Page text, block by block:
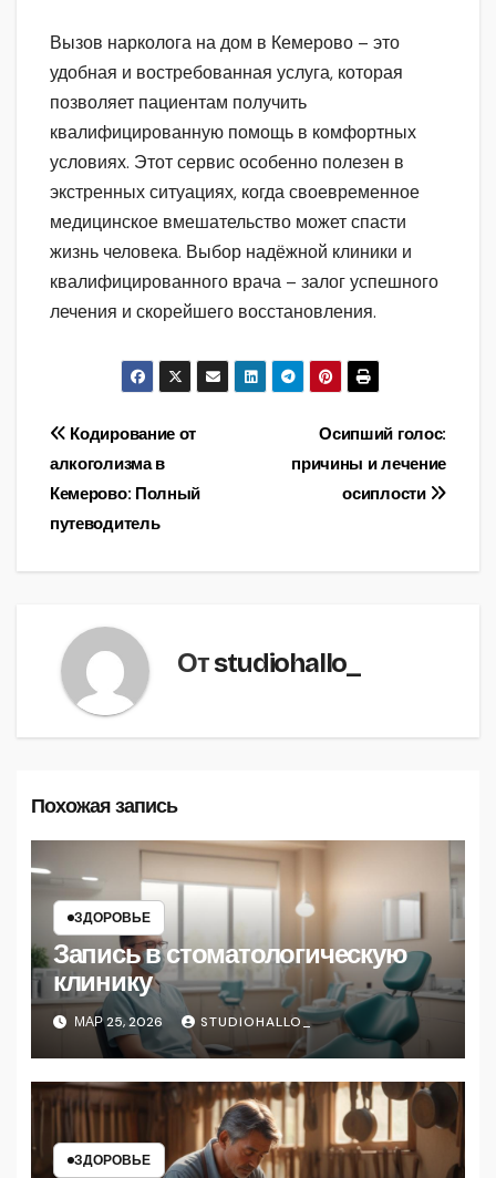
Вызов нарколога на дом в Кемерово – это
удобная и востребованная услуга, которая
позволяет пациентам получить
квалифицированную помощь в комфортных
условиях. Этот сервис особенно полезен в
экстренных ситуациях, когда своевременное
медицинское вмешательство может спасти
жизнь человека. Выбор надёжной клиники и
квалифицированного врача – залог успешного
лечения и скорейшего восстановления.
Навигация
по
записям
Осипший голос:
причины и лечение
осиплости
Кодирование от
алкоголизма в
Кемерово: Полный
путеводитель
Отstudiohallo_
Похожая запись
ЗДОРОВЬЕ
Запись в стоматологическую
клинику
МАР 25, 2026 STUDIOHALLO_
ЗДОРОВЬЕ